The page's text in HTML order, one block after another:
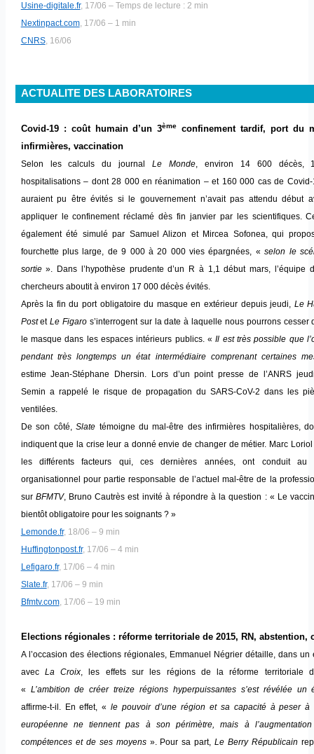
Usine-digitale.fr, 17/06 – Temps de lecture : 2 min
Nextinpact.com, 17/06 – 1 min
CNRS, 16/06
ACTUALITE DES LABORATOIRES
Covid-19 : coût humain d’un 3ème
confinement tardif, port du
infirmières, vaccination
Selon les calculs du journalLe Monde, environ 14 600 décès,
hospitalisations – dont 28 000 en réanimation – et 160 000 cas de
auraient pu être évités si le gouvernement n’avait pas attendu début
appliquer le confinement réclamé dès fin janvier par les scientifiques.
également été simulé par Samuel Alizon et Mircea Sofonea, qui
fourchette plus large, de 9 000 à 20 000 vies épargnées, «selon le
sortie». Dans l’hypothèse prudente d’un R à 1,1 début mars, l’équipe
chercheurs aboutit à environ 17 000 décès évités.
Après la fin du port obligatoire du masque en extérieur depuis jeudi, Le
PostetLe Figaro s’interrogent sur la date à laquelle nous pourrons cesser
le masque dans les espaces intérieurs publics. «Il est très possible que
pendant très longtemps un état intermédiaire comprenant certaines
estime Jean-Stéphane Dhersin. Lors d’un point presse de l’ANRS
Semin a rappelé le risque de propagation du SARS-CoV-2 dans les
ventilées.
De son côté,Slate témoigne du mal-être des infirmières hospitalières,
indiquent que la crise leur a donné envie de changer de métier. Marc
les différents facteurs qui, ces dernières années, ont conduit au
organisationnel pour partie responsable de l’actuel mal-être de la
sur BFMTV, Bruno Cautrès est invité à répondre à la question : « Le
bientôt obligatoire pour les soignants ? »
Lemonde.fr, 18/06 – 9 min
Huffingtonpost.fr, 17/06 – 4 min
Lefigaro.fr, 17/06 – 4 min
Slate.fr, 17/06 – 9 min
Bfmtv.com, 17/06 – 19 min
Elections régionales : réforme territoriale de 2015, RN, abstention,
A l’occasion des élections régionales, Emmanuel Négrier détaille, dans un
avec La Croix, les effets sur les régions de la réforme territoriale
« L’ambition de créer treize régions hyperpuissantes s’est révélée un
affirme-t-il. En effet, «le pouvoir d’une région et sa capacité à peser à
européenne ne tiennent pas à son périmètre, mais à
compétences et de ses moyens ». Pour sa part,Le Berry Républicain